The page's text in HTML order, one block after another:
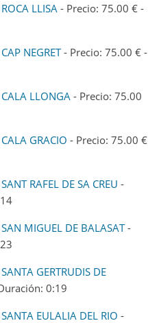
LLISA - Precio: 75.00 € -
NEGRET- Precio: 75.00 € -
LLONGA - Precio: 75.00
GRACIO - Precio: 75.00 €
RAFEL DE SA CREU -
MIGUEL DE BALASAT-
GERTRUDIS DE
0:19
EULALIA DEL RIO -